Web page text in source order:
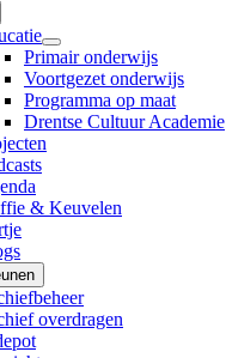
Primair onderwijs
Voortgezet onderwijs
Programma op maat
Drentse Cultuur Academie
& Keuvelen
overdragen